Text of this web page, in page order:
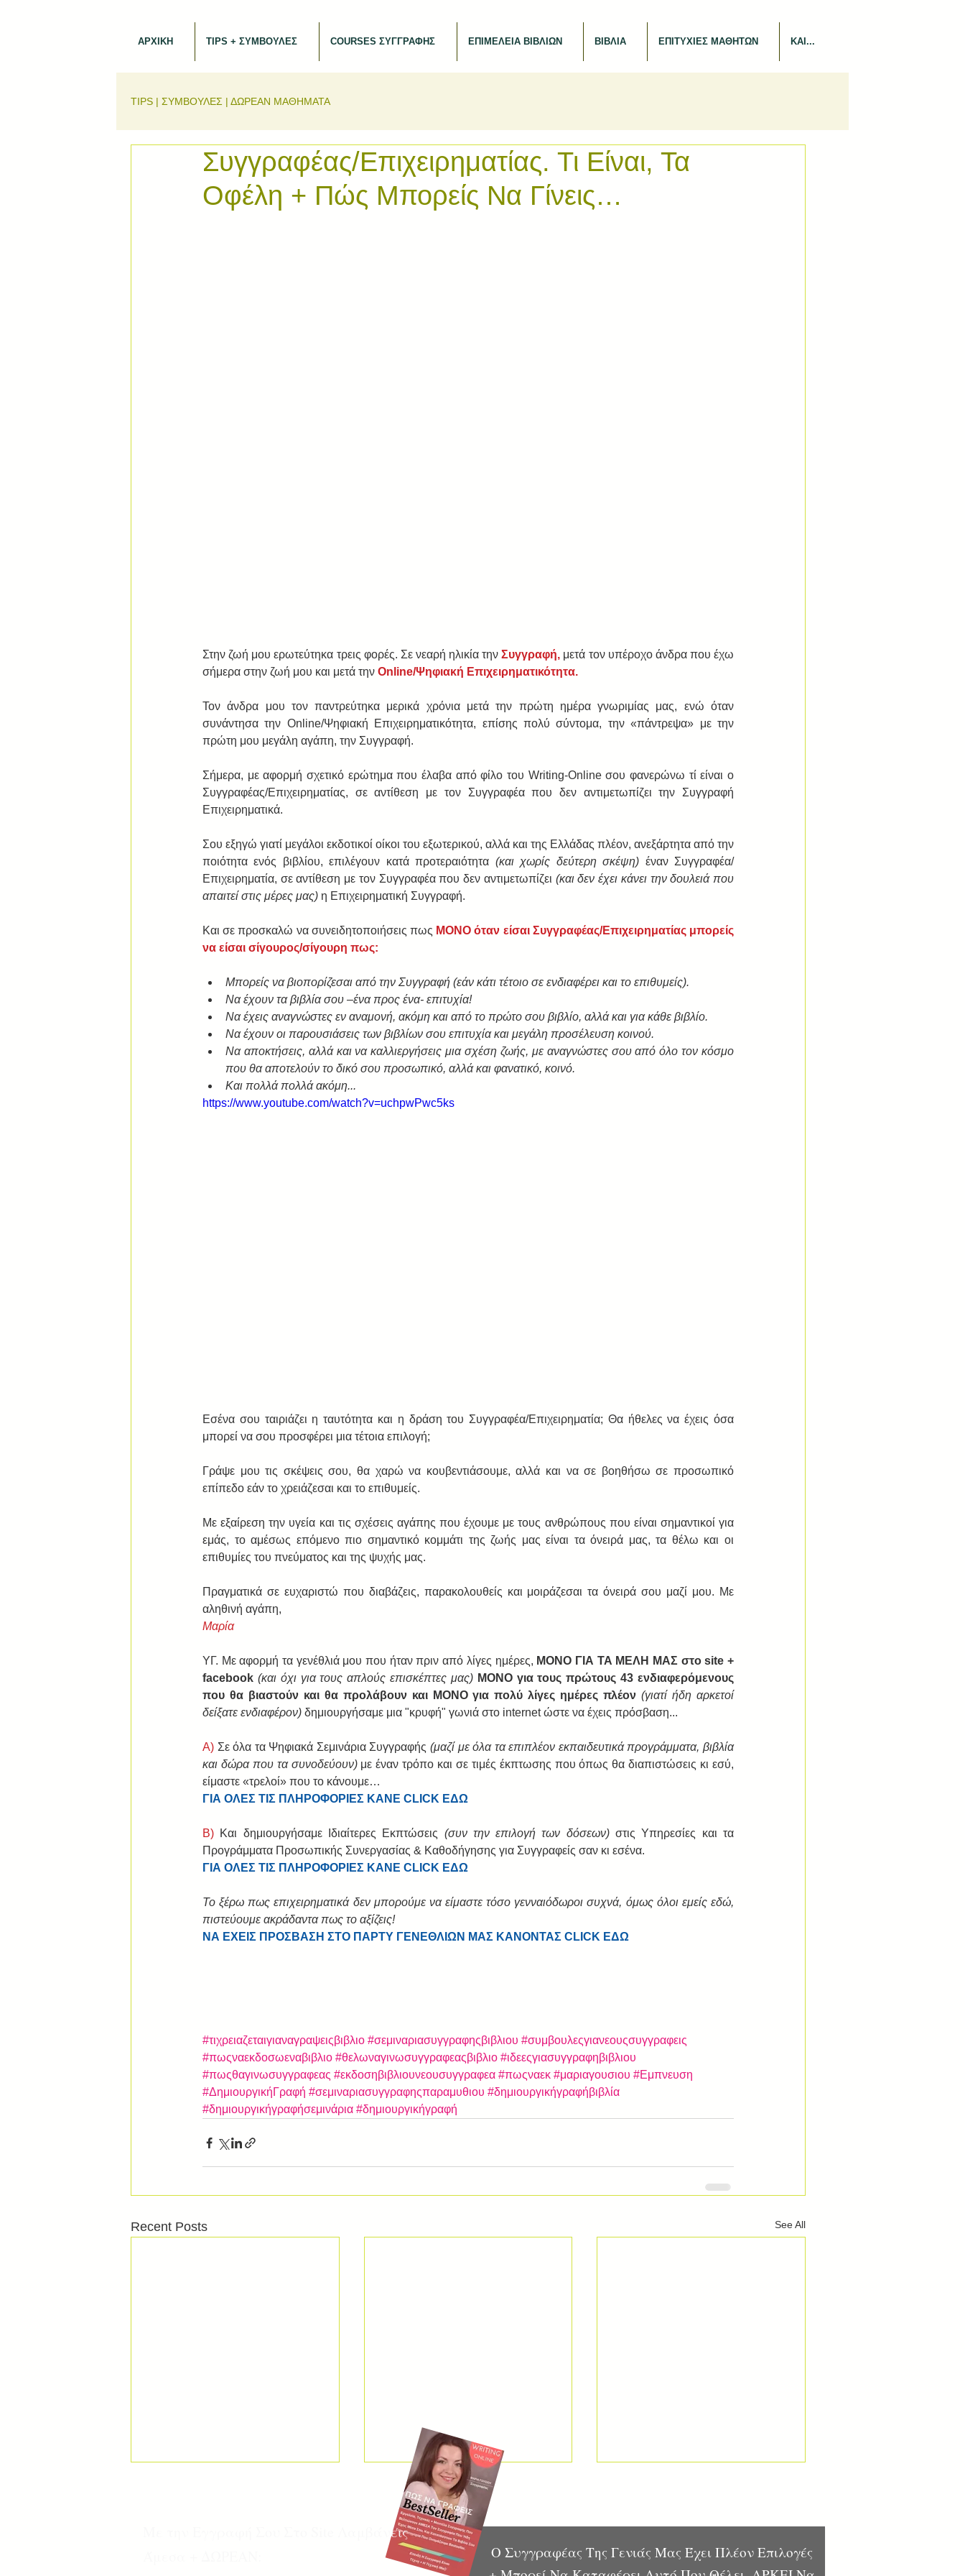
ΑΡΧΙΚΗ TIPS + ΣΥΜΒΟΥΛΕΣ COURSES ΣΥΓΓΡΑΦΗΣ ΕΠΙΜΕΛΕΙΑ ΒΙΒΛΙΩΝ ΒΙΒΛΙΑ ΕΠΙΤΥΧΙΕΣ ΜΑΘΗΤΩΝ ΚΑΙ...
TIPS | ΣΥΜΒΟΥΛΕΣ | ΔΩΡΕΑΝ ΜΑΘΗΜΑΤΑ
Συγγραφέας/Επιχειρηματίας. Τι Είναι, Τα
Οφέλη + Πώς Μπορείς Να Γίνεις…
Στην ζωή μου ερωτεύτηκα τρεις φορές. Σε νεαρή ηλικία την Συγγραφή, μετά τον υπέροχο άνδρα που έχω
σήμερα στην ζωή μου και μετά την Online/Ψηφιακή Επιχειρηματικότητα.
Τον άνδρα μου τον παντρεύτηκα μερικά χρόνια μετά την πρώτη ημέρα γνωριμίας μας, ενώ όταν
συνάντησα την Online/Ψηφιακή Επιχειρηματικότητα, επίσης πολύ σύντομα, την «πάντρεψα» με την
πρώτη μου μεγάλη αγάπη, την Συγγραφή.
Σήμερα, με αφορμή σχετικό ερώτημα που έλαβα από φίλο του Writing-Online σου φανερώνω τί είναι ο
Συγγραφέας/Επιχειρηματίας, σε αντίθεση με τον Συγγραφέα που δεν αντιμετωπίζει την Συγγραφή
Επιχειρηματικά.
Σου εξηγώ γιατί μεγάλοι εκδοτικοί οίκοι του εξωτερικού, αλλά και της Ελλάδας πλέον, ανεξάρτητα από την
ποιότητα ενός βιβλίου, επιλέγουν κατά προτεραιότητα (και χωρίς δεύτερη σκέψη) έναν Συγγραφέα/
Επιχειρηματία, σε αντίθεση με τον Συγγραφέα που δεν αντιμετωπίζει (και δεν έχει κάνει την δουλειά που
απαιτεί στις μέρες μας) η Επιχειρηματική Συγγραφή.
Και σε προσκαλώ να συνειδητοποιήσεις πως ΜΟΝΟ όταν είσαι Συγγραφέας/Επιχειρηματίας μπορείς
να είσαι σίγουρος/σίγουρη πως:
Μπορείς να βιοπορίζεσαι από την Συγγραφή (εάν κάτι τέτοιο σε ενδιαφέρει και το επιθυμείς).
Να έχουν τα βιβλία σου –ένα προς ένα- επιτυχία!
Να έχεις αναγνώστες εν αναμονή, ακόμη και από το πρώτο σου βιβλίο, αλλά και για κάθε βιβλίο.
Να έχουν οι παρουσιάσεις των βιβλίων σου επιτυχία και μεγάλη προσέλευση κοινού.
Να αποκτήσεις, αλλά και να καλλιεργήσεις μια σχέση ζωής, με αναγνώστες σου από όλο τον κόσμο
που θα αποτελούν το δικό σου προσωπικό, αλλά και φανατικό, κοινό.
Και πολλά πολλά ακόμη...
https://www.youtube.com/watch?v=uchpwPwc5ks
Εσένα σου ταιριάζει η ταυτότητα και η δράση του Συγγραφέα/Επιχειρηματία; Θα ήθελες να έχεις όσα
μπορεί να σου προσφέρει μια τέτοια επιλογή;
Γράψε μου τις σκέψεις σου, θα χαρώ να κουβεντιάσουμε, αλλά και να σε βοηθήσω σε προσωπικό
επίπεδο εάν το χρειάζεσαι και το επιθυμείς.
Με εξαίρεση την υγεία και τις σχέσεις αγάπης που έχουμε με τους ανθρώπους που είναι σημαντικοί για
εμάς, το αμέσως επόμενο πιο σημαντικό κομμάτι της ζωής μας είναι τα όνειρά μας, τα θέλω και οι
επιθυμίες του πνεύματος και της ψυχής μας.
Πραγματικά σε ευχαριστώ που διαβάζεις, παρακολουθείς και μοιράζεσαι τα όνειρά σου μαζί μου. Με
αληθινή αγάπη,
Μαρία
ΥΓ. Με αφορμή τα γενέθλιά μου που ήταν πριν από λίγες ημέρες, ΜΟΝΟ ΓΙΑ ΤΑ ΜΕΛΗ ΜΑΣ στο site +
facebook (και όχι για τους απλούς επισκέπτες μας) MONO για τους πρώτους 43 ενδιαφερόμενους
που θα βιαστούν και θα προλάβουν και ΜΟΝΟ για πολύ λίγες ημέρες πλέον (γιατί ήδη αρκετοί
δείξατε ενδιαφέρον) δημιουργήσαμε μια "κρυφή" γωνιά στο internet ώστε να έχεις πρόσβαση...
Α) Σε όλα τα Ψηφιακά Σεμινάρια Συγγραφής (μαζί με όλα τα επιπλέον εκπαιδευτικά προγράμματα, βιβλία
και δώρα που τα συνοδεύουν) με έναν τρόπο και σε τιμές έκπτωσης που όπως θα διαπιστώσεις κι εσύ,
είμαστε «τρελοί» που το κάνουμε…
ΓΙΑ ΟΛΕΣ ΤΙΣ ΠΛΗΡΟΦΟΡΙΕΣ ΚΑΝΕ CLICK ΕΔΩ
Β) Και δημιουργήσαμε Ιδιαίτερες Εκπτώσεις (συν την επιλογή των δόσεων) στις Υπηρεσίες και τα
Προγράμματα Προσωπικής Συνεργασίας & Καθοδήγησης για Συγγραφείς σαν κι εσένα.
ΓΙΑ ΟΛΕΣ ΤΙΣ ΠΛΗΡΟΦΟΡΙΕΣ ΚΑΝΕ CLICK ΕΔΩ
Το ξέρω πως επιχειρηματικά δεν μπορούμε να είμαστε τόσο γενναιόδωροι συχνά, όμως όλοι εμείς εδώ,
πιστεύουμε ακράδαντα πως το αξίζεις!
ΝΑ ΕΧΕΙΣ ΠΡΟΣΒΑΣΗ ΣΤΟ ΠΑΡΤΥ ΓΕΝΕΘΛΙΩΝ ΜΑΣ ΚΑΝΟΝΤΑΣ CLICK ΕΔΩ
#τιχρειαζεταιγιαναγραψειςβιβλιο #σεμιναριασυγγραφηςβιβλιου #συμβουλεςγιανεουςσυγγραφεις
#πωςναεκδοσωεναβιβλιο #θελωναγινωσυγγραφεαςβιβλιο #ιδεεςγιασυγγραφηβιβλιου
#πωςθαγινωσυγγραφεας #εκδοσηβιβλιουνεουσυγγραφεα #πωςναεκ #μαριαγουσιου #Εμπνευση
#ΔημιουργικήΓραφή #σεμιναριασυγγραφηςπαραμυθιου #δημιουργικήγραφήβιβλία
#δημιουργικήγραφήσεμινάρια #δημιουργικήγραφή
Recent Posts See All
Ο Συγγραφέας Της Γενιάς Μας Έχει Πλέον Επιλογές
Με την Εγγραφή Σου Στο Site Λαμβάνεις